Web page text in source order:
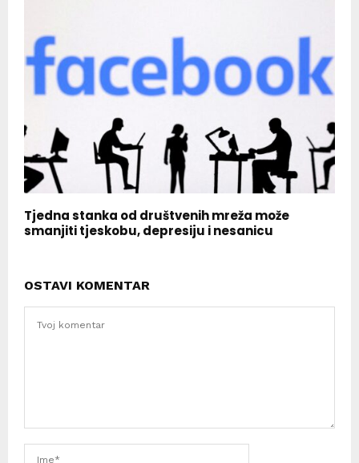
Tjedna stanka od društvenih mreža može
smanjiti tjeskobu, depresiju i nesanicu
OSTAVI KOMENTAR